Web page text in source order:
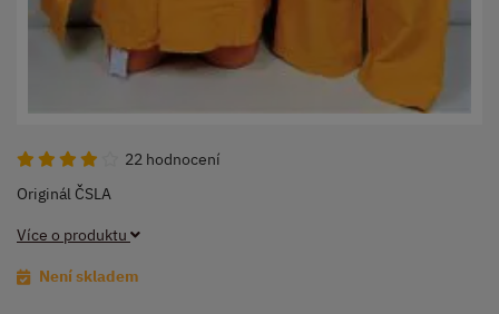
22 hodnocení
Originál ČSLA
Více o produktu
Není skladem